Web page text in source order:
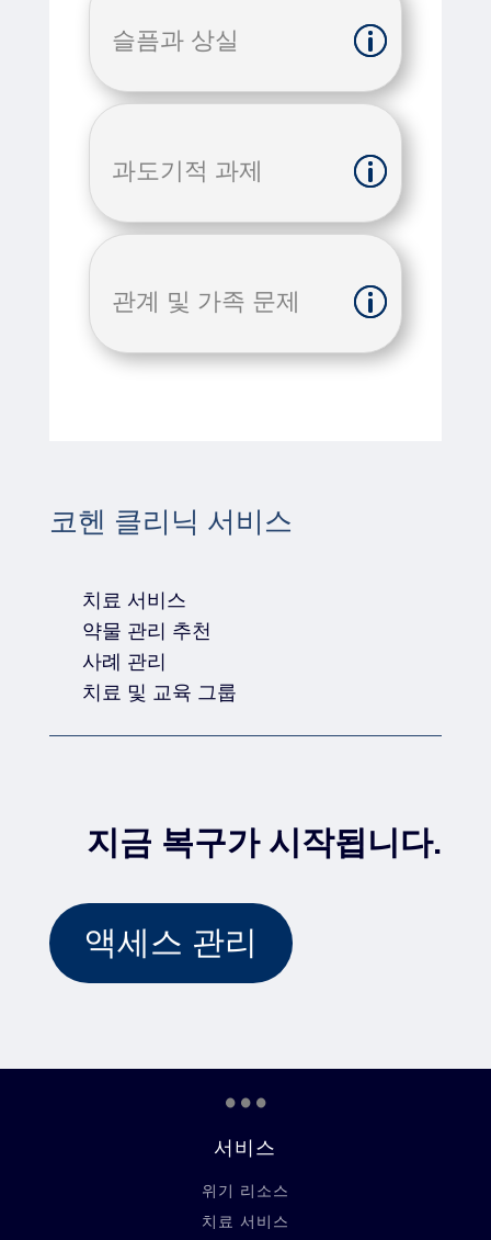
슬픔과 상실
과도기적 과제
관계 및 가족 문제
코헨 클리닉 서비스
치료 서비스
약물 관리 추천
사례 관리
치료 및 교육 그룹
지금 복구가 시작됩니다.
액세스 관리
...
서비스
위기 리소스
치료 서비스